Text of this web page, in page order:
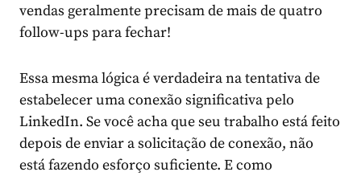
vendas geralmente precisam de mais de quatro
follow-ups para fechar!
Essa mesma lógica é verdadeira na tentativa de
estabelecer umaconexão significativa pelo
LinkedIn. Se você acha que seu trabalho está feito
depois de enviar a solicitação de conexão, não
está fazendo esforço suficiente. E como